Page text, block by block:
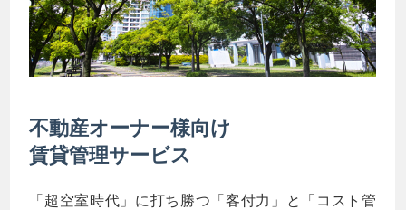
不動産オーナー様向け
賃貸管理サービス
「超空室時代」に打ち勝つ「客付力」と「コスト管